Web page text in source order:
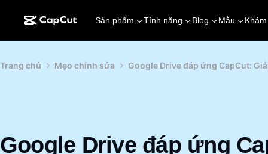
Sản phẩm Tính năng Blog Mẫu
Trang chủ Mẹo chỉnh sửa Google Drive đáp ứng CapCut:
Google Drive đáp ứng